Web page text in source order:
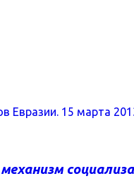
Евразии. 15 марта